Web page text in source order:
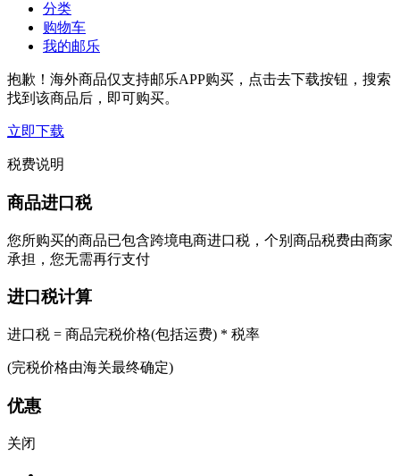
分类
购物车
我的邮乐
抱歉！海外商品仅支持邮乐APP购买，点击去下载按钮，搜索
找到该商品后，即可购买。
立即下载
税费说明
商品进口税
您所购买的商品已包含跨境电商进口税，个别商品税费由商家
承担，您无需再行支付
进口税计算
进口税 = 商品完税价格(包括运费) * 税率
(完税价格由海关最终确定)
优惠
关闭